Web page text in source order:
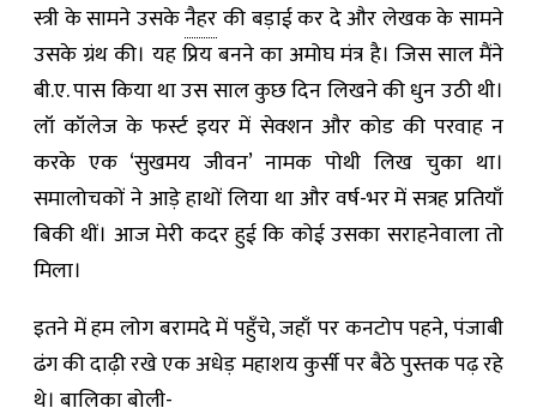
स्त्री के सामने उसकेनैहरकी बड़ाई कर दे और लेखक के सामने
उसके ग्रंथ की। यह प्रिय बनने का अमोघ मंत्र है। जिस साल मैंने
बी.ए. पास किया था उस साल कुछ दिन लिखने की धुन उठी थी।
लॉ कॉलेज के फर्स्ट इयर में सेक्शन और कोड की परवाह न
करके एक ‘सुखमय जीवन’ नामक पोथी लिख चुका था।
समालोचकों ने आड़े हाथों लिया था और वर्ष-भर में सत्रह प्रतियाँ
बिकी थीं। आज मेरी कदर हुई कि कोई उसका सराहनेवाला तो
मिला।
इतने में हम लोग बरामदे में पहुँचे, जहाँ पर कनटोप पहने, पंजाबी
ढंग की दाढ़ी रखे एक अधेड़ महाशय कुर्सी पर बैठे पुस्तक पढ़ रहे
थे। बालिका बोली-